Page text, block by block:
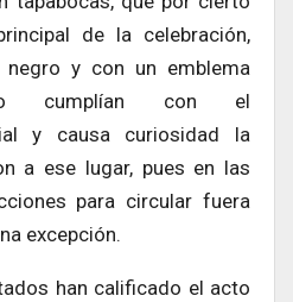
de la celebración,
y con un emblema
cumplían con el
y causa curiosidad la
a ese lugar, pues en las
para circular fuera
excepción.
han calificado el acto